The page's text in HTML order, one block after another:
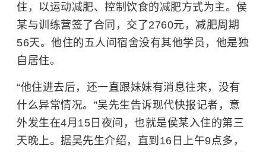
住，以运动减肥、控制饮食的减肥方式为主。侯
某与训练营签了合同，交了2760元，减肥周期
56天。他住的五人间宿舍没有其他学员，他是独
自居住。
“他住进去后，还一直跟妹妹有消息往来，没有
什么异常情况。”吴先生告诉现代快报记者，意
外发生在4月15日夜间，也就是侯某入住的第三
天晚上。据吴先生介绍，直到16日上午9点多，